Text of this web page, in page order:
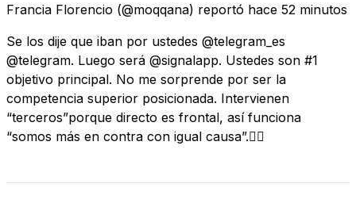
Francia Florencio (@moqqana) reportó hace 52 minutos
Se los dije que iban por ustedes @telegram_es
@telegram. Luego será @signalapp. Ustedes son #1
objetivo principal. No me sorprende por ser la
competencia superior posicionada. Intervienen
“terceros”porque directo es frontal, así funciona
“somos más en contra con igual causa”.✍🏻